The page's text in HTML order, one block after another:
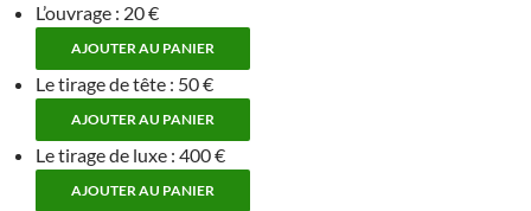
L’ouvrage : 20 €
Le tirage de tête : 50 €
Le tirage de luxe : 400 €